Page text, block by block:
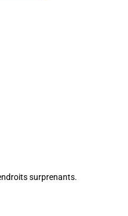
surprenants.